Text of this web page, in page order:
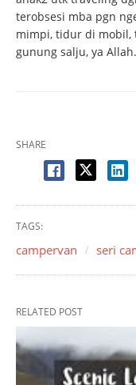
terobsesi mba pgn
mimpi, tidur di mobil,
gunung salju, ya
SHARE
TAGS:
campervan seri
RELATED POST